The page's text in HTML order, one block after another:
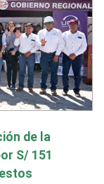
de la
S/ 151